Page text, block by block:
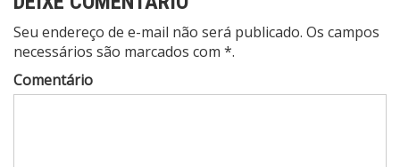
Seu endereço de e-mail não será publicado. Os campos
necessários são marcados com *.
Comentário